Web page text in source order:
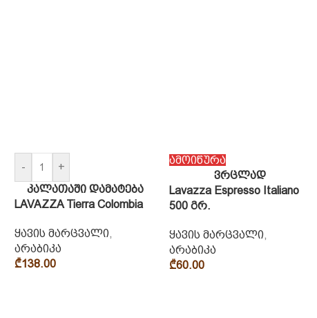
-
+
კალათაში დამატება
LAVAZZA Tierra Colombia
ყავის მარცვალი,
არაბიკა
₾138.00
ამოიწურა
ვრცლად
Lavazza Espresso Italiano
500 გრ.
ყავის მარცვალი,
არაბიკა
₾60.00